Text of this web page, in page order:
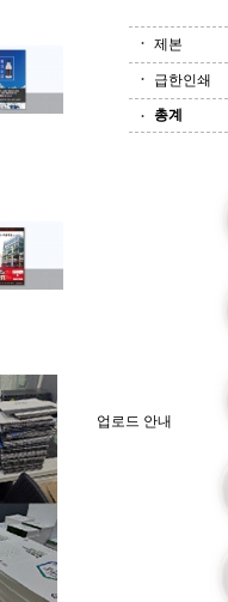
제본
급한인쇄
총계
업로드 안내